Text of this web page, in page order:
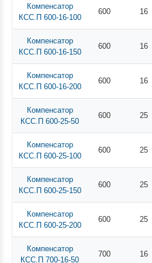
Компенсатор
КСС.П 600-16-100
600 16
Компенсатор
КСС.П 600-16-150
600 16
Компенсатор
КСС.П 600-16-200
600 16
Компенсатор
КСС.П 600-25-50
600 25
Компенсатор
КСС.П 600-25-100
600 25
Компенсатор
КСС.П 600-25-150
600 25
Компенсатор
КСС.П 600-25-200
600 25
Компенсатор
КСС.П 700-16-50
700 16